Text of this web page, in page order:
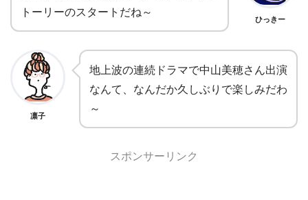
トーリーのスタートだね～
ひっきー
凛子
地上波の連続ドラマで中山美穂さん出演
なんて、なんだか久しぶりで楽しみだわ
～
スポンサーリンク